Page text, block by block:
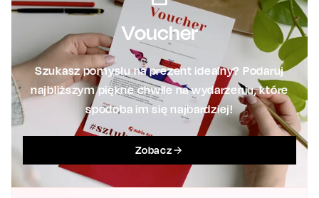
Voucher
Szukasz pomysłu na prezent idealny? Podaruj
najbliższym piękne chwile na wydarzeniu, które
spodoba im się najbardziej!
Zobacz